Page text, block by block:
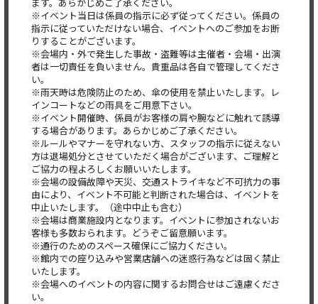
※イベント当日は係員の指示に必ず従ってください。係員の
指示に従っていただけない場合、イベントへのご参加をお断
りすることがございます。
※会場内・外で発生した事故・盗難等は主催者・会場・出演
者は一切責任を負いません。貴重品は各自で管理してくださ
い。
※雨天時は危険防止のため、傘の使用を禁止いたします。レ
インコートなどの雨具をご用意下さい。
※イベント開催時、係員がお客様の肩や腕などに触れて誘導
する場合があります。あらかじめご了承ください。
※ルールやマナーを守れない方、スタッフの指示に従えない
方は退場処分とさせていただく場合がございます、ご理解と
ご協力の程よろしくお願いいたします。
※会場の設備故障や天災、交通ストライキなど不可抗力の事
由により、イベント不可能と判断された場合は、イベントを
中止いたします。（途中中止も含む）
※会場は商業施設内となります。イベントに参加されないお
客様も多数おられます。どうぞご留意願います。
※通行のためのスペース確保にご協力ください。
※館内での座り込みや営業店舗への迷惑行為などは固く禁止
いたします。
※会場へのイベントの内容に関するお問合せはご遠慮くださ
い。